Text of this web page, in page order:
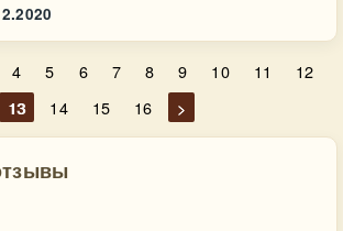
4 5 6 7 8 9 10 11
12
13
14 15 16 >